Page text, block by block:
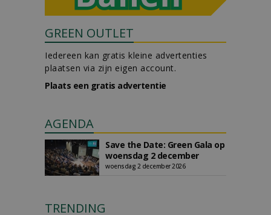
GREEN OUTLET
Iedereen kan gratis kleine advertenties
plaatsen via zijn eigen account.
Plaats een gratis advertentie
AGENDA
Save the Date: Green Gala op
woensdag 2 december
woensdag 2 december 2026
TRENDING